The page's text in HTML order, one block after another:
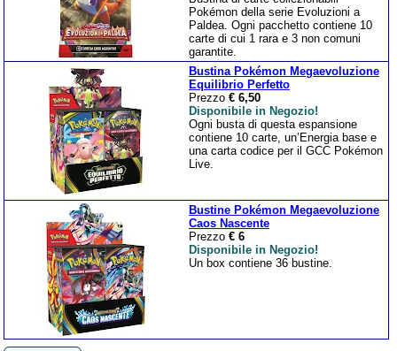
Pokémon della serie Evoluzioni a
Paldea. Ogni pacchetto contiene 10
carte di cui 1 rara e 3 non comuni
garantite.
Bustina Pokémon Megaevoluzione
Equilibrio Perfetto
Prezzo € 6,50
Disponibile in Negozio!
Ogni busta di questa espansione
contiene 10 carte, un’Energia base e
una carta codice per il GCC Pokémon
Live.
Bustine Pokémon Megaevoluzione
Caos Nascente
Prezzo € 6
Disponibile in Negozio!
Un box contiene 36 bustine.